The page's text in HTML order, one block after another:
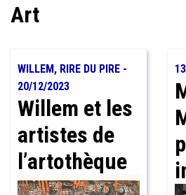
Art
WILLEM, RIRE DU PIRE -
20/12/2023
Willem et les
artistes de
l’artothèque